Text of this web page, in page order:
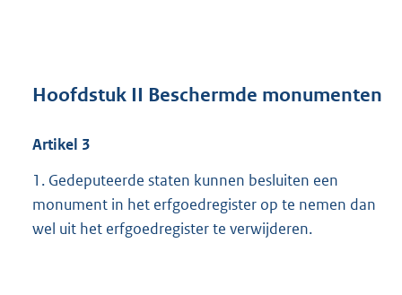
Hoofdstuk II Beschermde monumenten
Artikel 3
1. Gedeputeerde staten kunnen besluiten een
monument in het erfgoedregister op te nemen dan
wel uit het erfgoedregister te verwijderen.